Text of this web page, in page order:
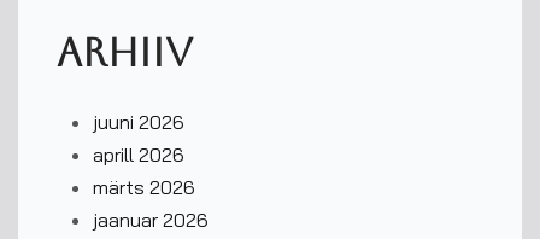
Arhiiv
juuni 2026
aprill 2026
märts 2026
jaanuar 2026